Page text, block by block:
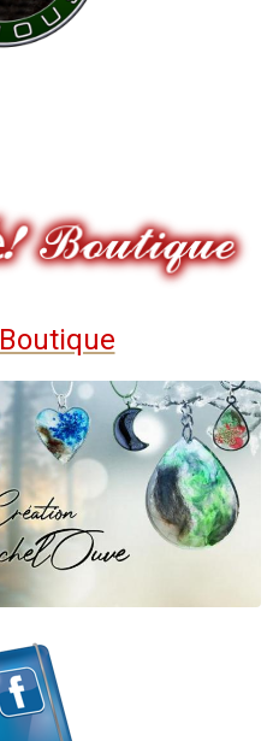
Boutique